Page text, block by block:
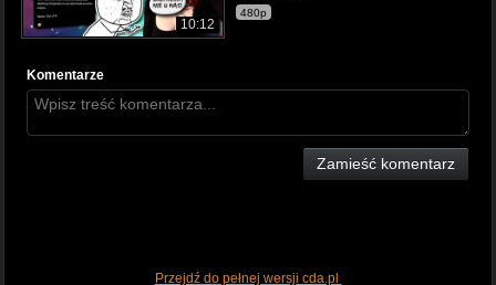
10:12
480p
Komentarze
Zamieść komentarz
Przejdź do pełnej wersji cda.pl